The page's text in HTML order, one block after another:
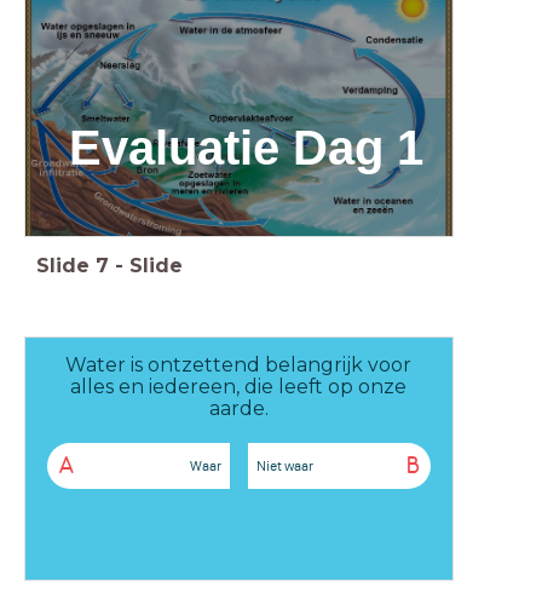
Evaluatie Dag 1
Slide 7 - Slide
Water is ontzettend belangrijk voor
alles en iedereen, die leeft op onze
aarde.
A Waar B
Niet waar